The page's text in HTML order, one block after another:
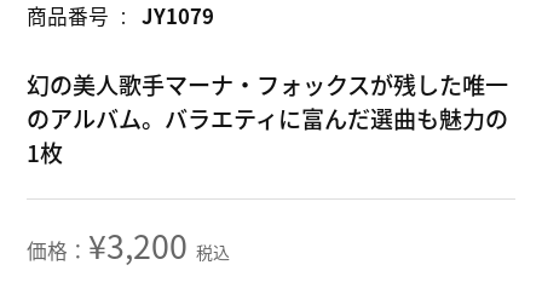
商品番号 JY1079
幻の美人歌手マーナ・フォックスが残した唯一
のアルバム。バラエティに富んだ選曲も魅力の
1枚
¥3,200 税込